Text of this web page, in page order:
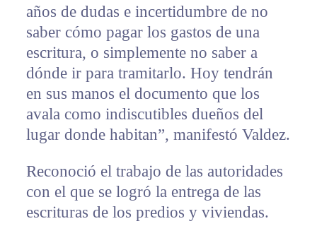
años de dudas e incertidumbre de no
saber cómo pagar los gastos de una
escritura, o simplemente no saber a
dónde ir para tramitarlo. Hoy tendrán
en sus manos el documento que los
avala como indiscutibles dueños del
lugar donde habitan”, manifestó Valdez.
Reconoció el trabajo de las autoridades
con el que se logró la entrega de las
escrituras de los predios y viviendas.